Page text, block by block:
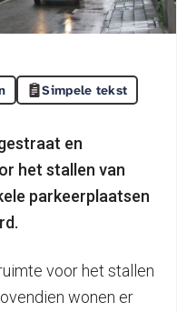
Simpele tekst
en
het stallen van
parkeerplaatsen
voor het stallen
wonen er